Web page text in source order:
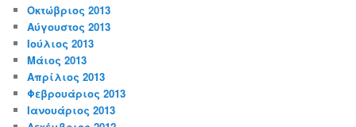
Οκτώβριος 2013
Αύγουστος 2013
Ιούλιος 2013
Μάιος 2013
Απρίλιος 2013
Φεβρουάριος 2013
Ιανουάριος 2013